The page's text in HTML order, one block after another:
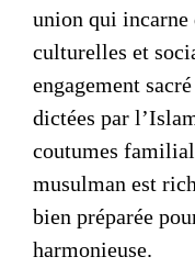
union qui incarne
culturelles et
engagement
dictées par
coutumes
musulman est
bien préparée
harmonieuse.